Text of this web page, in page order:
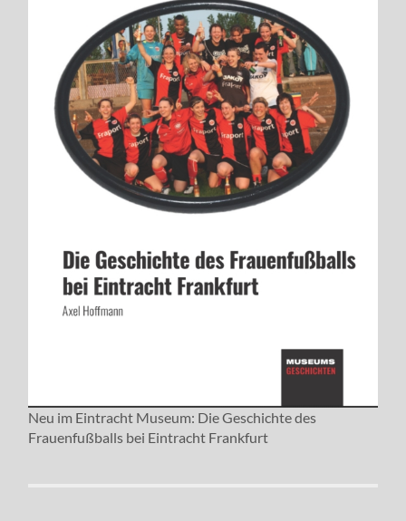
Neu im Eintracht Museum: Die Geschichte des
Frauenfußballs bei Eintracht Frankfurt